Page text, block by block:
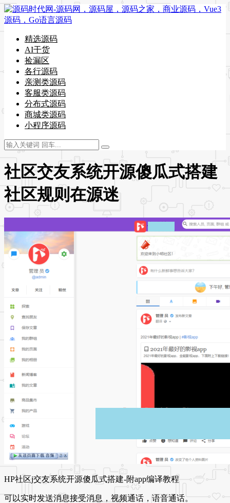
精选源码
AI干货
捡漏区
各行源码
亲测类源码
客服类源码
分布式源码
商城类源码
小程序源码
社区交友系统开源傻瓜式搭建
社区规则在源迷
HP社区j交友系统开源傻瓜式搭建-附app编译教程
可以实时发送消息接受消息，视频通话，语音通话。